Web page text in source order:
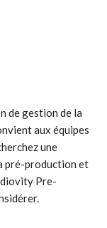
de gestion de la
aux équipes
une
pré-production et
Pre-